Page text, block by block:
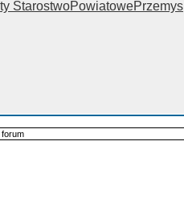
StarostwoPowiatowePrzemys